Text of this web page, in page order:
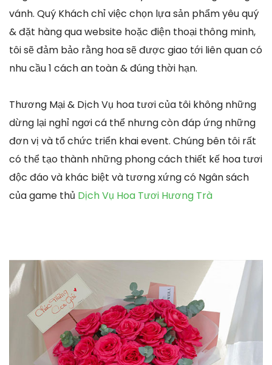
vánh. Quý Khách chỉ việc chọn lựa sản phẩm yêu quý
& đặt hàng qua website hoặc điện thoại thông minh,
tôi sẽ đảm bảo rằng hoa sẽ được giao tới liên quan có
nhu cầu 1 cách an toàn & đúng thời hạn.
Thương Mại & Dịch Vụ hoa tươi của tôi không những
dừng lại nghỉ ngơi cá thể nhưng còn đáp ứng những
đơn vị và tổ chức triển khai event. Chúng bên tôi rất
có thể tạo thành những phong cách thiết kế hoa tươi
độc đáo và khác biệt và tương xứng có Ngân sách
của game thủ Dịch Vụ Hoa Tươi Hương Trà